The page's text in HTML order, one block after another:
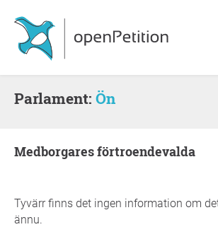
Parlament: Ön
medborgares förtroendevalda
Tyvärr finns det ingen information om
ännu.